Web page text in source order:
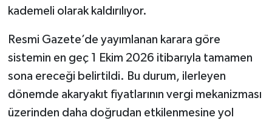
kademeli olarak kaldırılıyor.
Resmi Gazete’de yayımlanan karara göre
sistemin en geç 1 Ekim 2026 itibarıyla tamamen
sona ereceği belirtildi. Bu durum, ilerleyen
dönemde akaryakıt fiyatlarının vergi mekanizması
üzerinden daha doğrudan etkilenmesine yol